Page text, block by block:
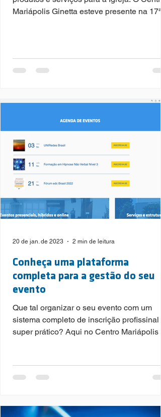
A ExpoCatólica é uma Feira Internacional
produtos e serviços para a Igreja. O Centro
Conheça uma plataforma
completa para a gestão do seu
evento
Que tal organizar o seu evento com um
sistema completo de inscrição profissinal e
20 de jan. de 2023 2 min de leitura